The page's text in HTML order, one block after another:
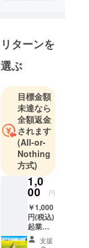
リターンを
選ぶ
目標金額
未達なら
全額返金
されます
(All-or-
Nothing
方式)
1,0
00 円
￥1,000
円(税込)
起業し
たてな
のでい
支援